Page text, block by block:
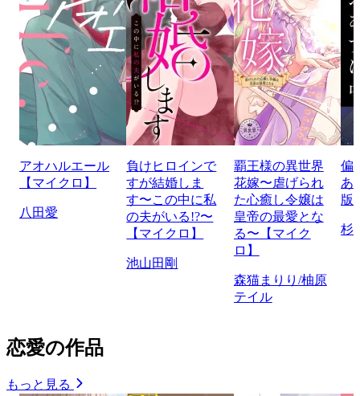
アオハルエール
【マイクロ】
八田愛
負けヒロインで
すが結婚しま
す〜この中に私
の夫がいる!?〜
【マイクロ】
池山田剛
覇王様の異世界
花嫁〜虐げられ
た心癒し令嬢は
皇帝の最愛とな
る〜【マイク
ロ】
森猫まりり/柚原
テイル
偏
あ
版
杉
恋愛の作品
もっと見る